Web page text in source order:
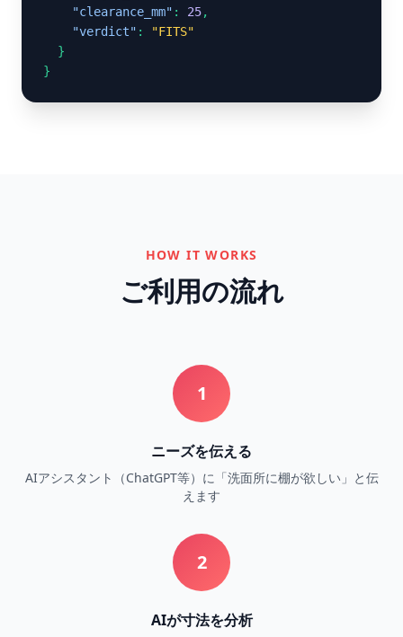
"clearance_mm" : 25,
"verdict" :
"FITS"
  }
}
HOW IT WORKS
ご利用の流れ
1
ニーズを伝える
AIアシスタント（ChatGPT等）に「洗面所に棚が欲しい」と伝
えます
2
AIが寸法を分析